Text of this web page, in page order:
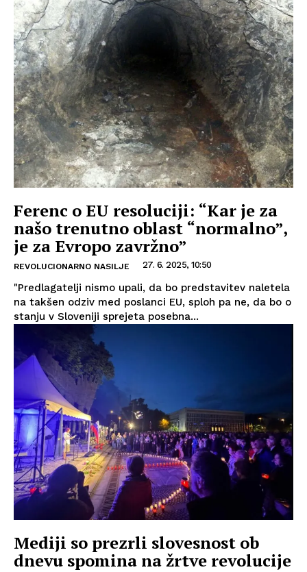
Ferenc o EU resoluciji: “Kar je za
našo trenutno oblast “normalno”,
je za Evropo zavržno”
REVOLUCIONARNO NASILJE 27. 6. 2025, 10:50
"Predlagatelji nismo upali, da bo predstavitev naletela
na takšen odziv med poslanci EU, sploh pa ne, da bo o
stanju v Sloveniji sprejeta posebna...
Mediji so prezrli slovesnost ob
dnevu spomina na žrtve revolucije